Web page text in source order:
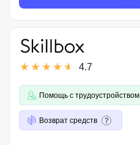
4.7
Помощь с трудоустройством
Возврат средств